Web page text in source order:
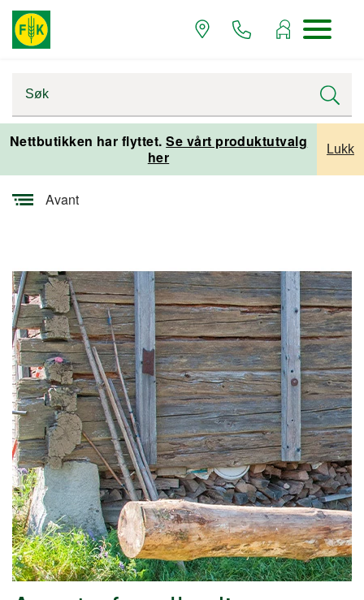
Nettbutikken har flyttet.Se vårt produktutvalg
her
Lukk
Startsiden
Varemerker og leverandører
Avant